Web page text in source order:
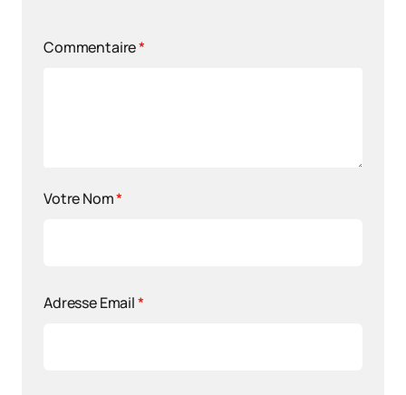
Commentaire*
Votre Nom*
Adresse Email*